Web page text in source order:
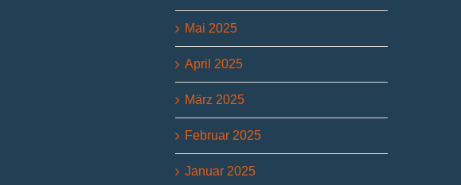
Mai 2025
April 2025
März 2025
Februar 2025
Januar 2025